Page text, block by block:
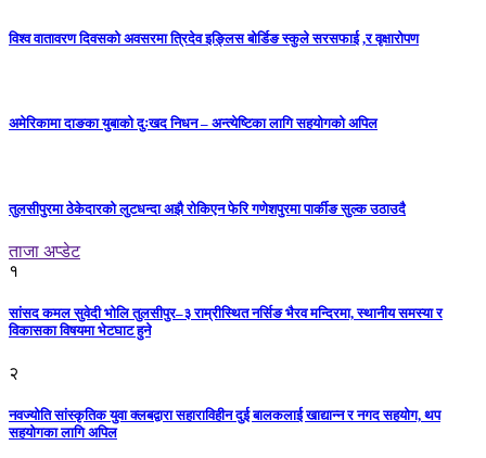
विश्व वातावरण दिवसको अवसरमा त्रिदेव इङ्लिस बोर्डिङ स्कुले सरसफाई ,र वृक्षारोपण
अमेरिकामा दाङका युबाको दुःखद निधन – अन्त्येष्टिका लागि सहयोगको अपिल
तुलसीपुरमा ठेकेदारको लुटधन्दा अझै रोकिएन फेरि गणेशपुरमा पार्कीङ सुल्क उठाउदै
ताजा अप्डेट
१
सांसद कमल सुवेदी भोलि तुलसीपुर–३ राम्रीस्थित नर्सिङ भैरव मन्दिरमा, स्थानीय समस्या र
विकासका विषयमा भेटघाट हुने
२
नवज्योति सांस्कृतिक युवा क्लबद्वारा सहाराविहीन दुई बालकलाई खाद्यान्न र नगद सहयोग, थप
सहयोगका लागि अपिल